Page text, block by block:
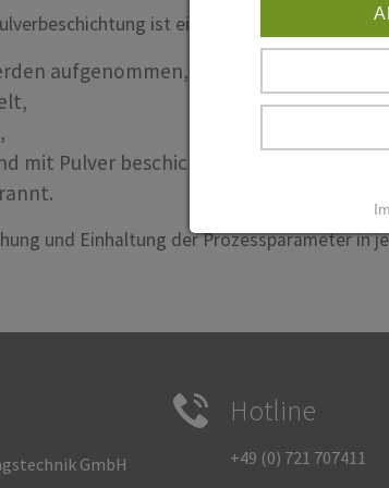
ist ein hochkomplexer
aufgenommen,
mit Pulver beschichtet,
und Einhaltung der Prozessparameter in
GmbH
Hotline
+49 (0) 721 707411